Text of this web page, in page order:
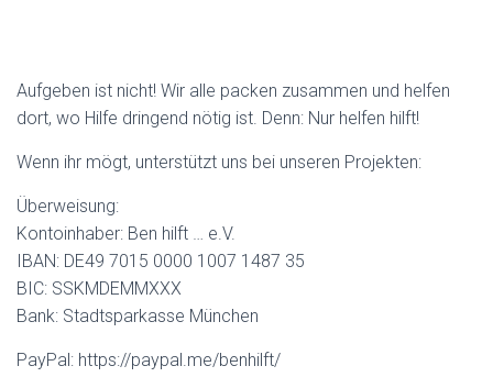
Aufgeben ist nicht! Wir alle packen zusammen und helfen
dort, wo Hilfe dringend nötig ist. Denn: Nur helfen hilft!
Wenn ihr mögt, unterstützt uns bei unseren Projekten:
Überweisung:
Kontoinhaber: Ben hilft … e.V.
IBAN: DE49 7015 0000 1007 1487 35
BIC: SSKMDEMMXXX
Bank: Stadtsparkasse München
PayPal: https://paypal.me/benhilft/